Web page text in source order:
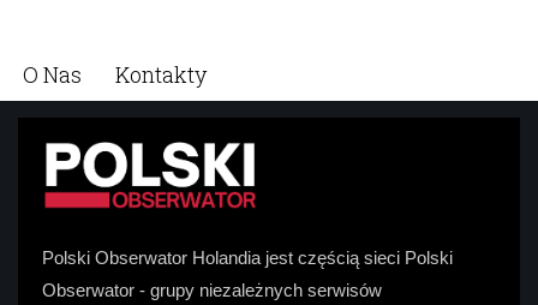
O Nas Kontakty
Polski Obserwator Holandia jest częścią sieci Polski
Obserwator - grupy niezależnych serwisów